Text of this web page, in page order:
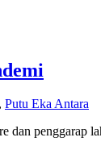
, Putu Eka Antara
dan penggarap